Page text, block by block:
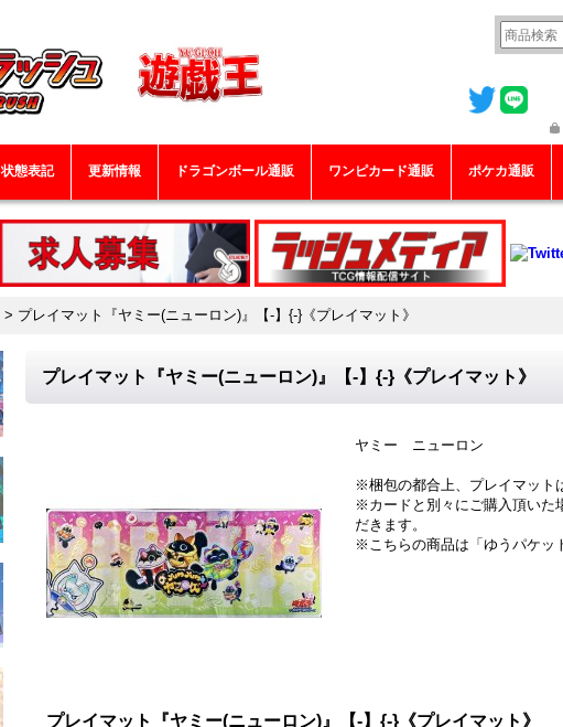
状態表記 更新情報 ドラゴンボール通販 ワンピカード通販 ポケカ通販
> プレイマット『ヤミー(ニューロン)』【-】{-}《プレイマット》
プレイマット『ヤミー(ニューロン)』【-】{-}《プレイマット》
ヤミー ニューロン
※梱包の都合上、プレイマット
※カードと別々にご購入頂いた
だきます。
※こちらの商品は「ゆうパケッ
プレイマット『ヤミー(ニューロン)』【-】{-}《プレイマット》